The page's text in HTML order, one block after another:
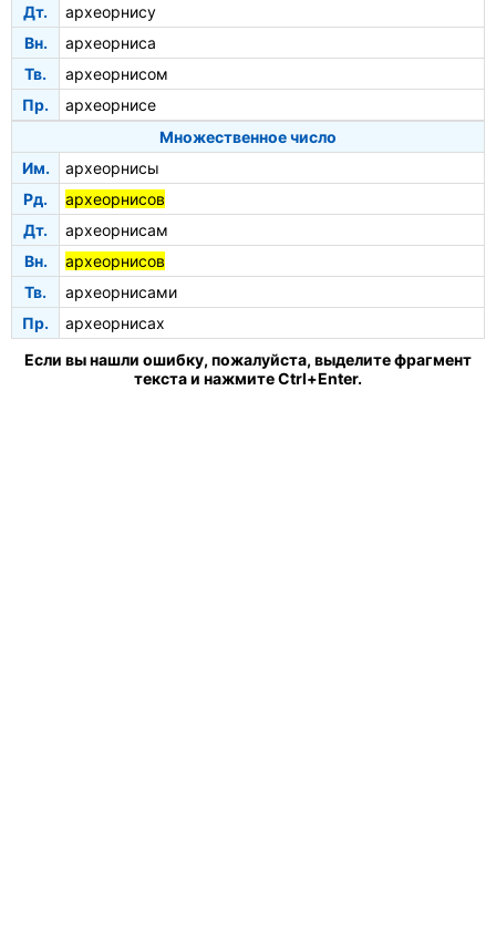
Дт.
археорнису
Вн.
археорниса
Тв.
археорнисом
Пр.
археорнисе
Множественное число
Им.
археорнисы
Рд.
археорнисов
Дт.
археорнисам
Вн.
археорнисов
Тв.
археорнисами
Пр.
археорнисах
Если вы нашли ошибку, пожалуйста, выделите фрагмент
текста и нажмите Ctrl+Enter.